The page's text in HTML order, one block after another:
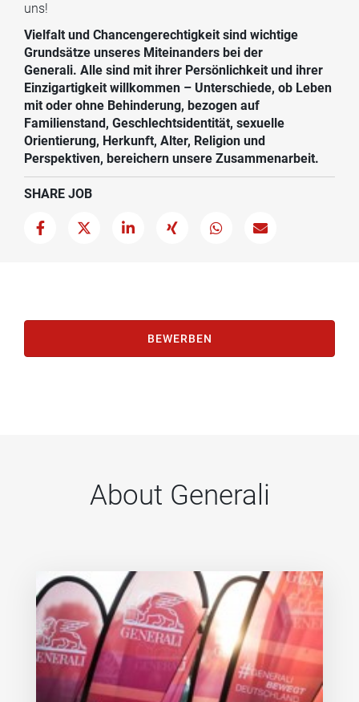
uns!
Vielfalt und Chancengerechtigkeit sind wichtige
Grundsätze unseres Miteinanders bei der
Generali. Alle sind mit ihrer Persönlichkeit und ihrer
Einzigartigkeit willkommen – Unterschiede, ob Leben
mit oder ohne Behinderung, bezogen auf
Familienstand, Geschlechtsidentität, sexuelle
Orientierung, Herkunft, Alter, Religion und
Perspektiven, bereichern unsere Zusammenarbeit.
SHARE JOB
BEWERBEN
About Generali